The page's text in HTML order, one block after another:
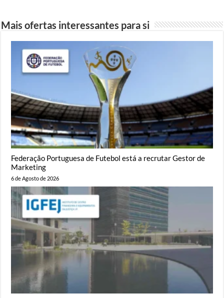
Mais ofertas interessantes para si
Federação Portuguesa de Futebol está a recrutar Gestor de
Marketing
6 de Agosto de 2026